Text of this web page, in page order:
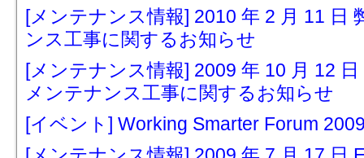
[メンテナンス情報] 2010 年 2 月 11 日
ンス工事に関するお知らせ
[メンテナンス情報] 2009 年 10 月 12
メンテナンス工事に関するお知らせ
[イベント] Working Smarter Forum